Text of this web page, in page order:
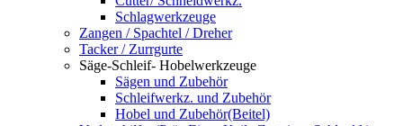
Schlagwerkzeuge
Zangen / Spachtel / Dreher
Tacker / Zurrgurte
Säge-Schleif- Hobelwerkzeuge
Sägen und Zubehör
Schleifwerkz. und Zubehör
Hobel und Zubehör(Beitel)